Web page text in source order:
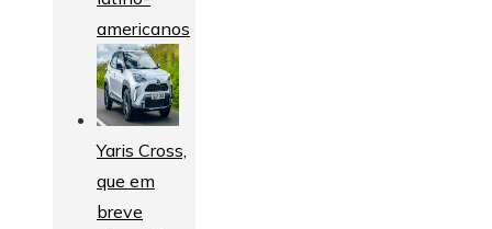
americanos
Yaris Cross,
que em
breve